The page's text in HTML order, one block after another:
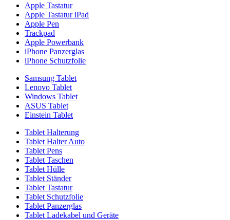
Apple Tastatur
Apple Tastatur iPad
Apple Pen
Trackpad
Apple Powerbank
iPhone Panzerglas
iPhone Schutzfolie
Samsung Tablet
Lenovo Tablet
Windows Tablet
ASUS Tablet
Einstein Tablet
Tablet Halterung
Tablet Halter Auto
Tablet Pens
Tablet Taschen
Tablet Hülle
Tablet Ständer
Tablet Tastatur
Tablet Schutzfolie
Tablet Panzerglas
Tablet Ladekabel und Geräte